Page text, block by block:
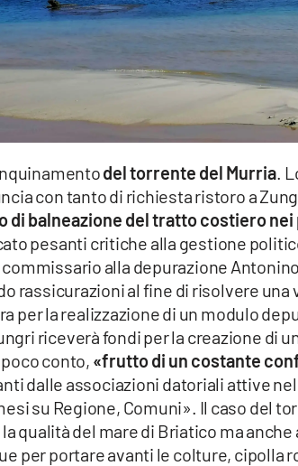
del torrente del Murria .
con tanto di richiesta ristoro a
di balneazione del tratto costiero
pesanti critiche alla gestione
alla depurazione
rassicurazioni al fine di risolvere una
per la realizzazione di un modulo
riceverà fondi per la creazione di
conto, «frutto di un costante
dalle associazioni datoriali attive
su Regione, Comuni». Il caso del
qualità del mare di Briatico ma
per portare avanti le colture, cipolla